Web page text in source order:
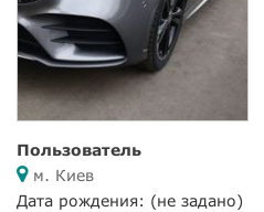
Пользователь
м. Киев
Дата рождения: (не задано)